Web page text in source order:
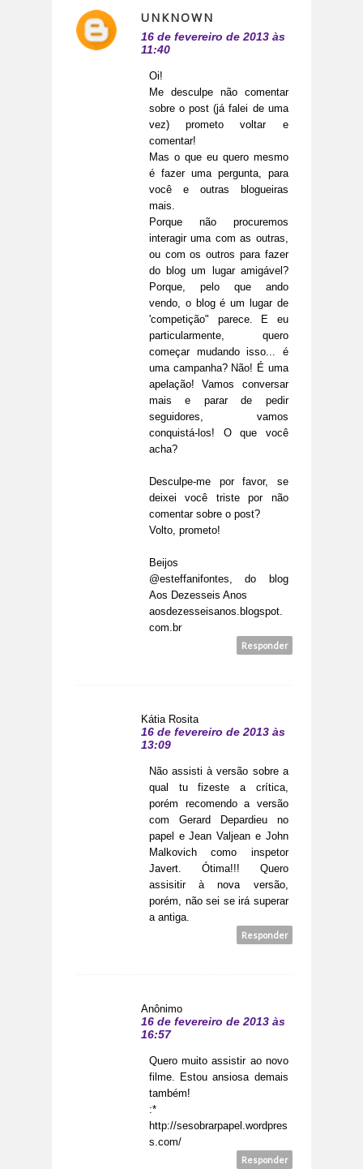
UNKNOWN
16 de fevereiro de 2013 às
11:40
Oi!
Me desculpe não comentar
sobre o post (já falei de uma
vez) prometo voltar e
comentar!
Mas o que eu quero mesmo
é fazer uma pergunta, para
você e outras blogueiras
mais.
Porque não procuremos
interagir uma com as outras,
ou com os outros para fazer
do blog um lugar amigável?
Porque, pelo que ando
vendo, o blog é um lugar de
'competição" parece. E eu
particularmente, quero
começar mudando isso... é
uma campanha? Não! É uma
apelação! Vamos conversar
mais e parar de pedir
seguidores, vamos
conquistá-los! O que você
acha?
Desculpe-me por favor, se
deixei você triste por não
comentar sobre o post?
Volto, prometo!
Beijos
@esteffanifontes, do blog
Aos Dezesseis Anos
aosdezesseisanos.blogspot.
com.br
Responder
Kátia Rosita
16 de fevereiro de 2013 às
13:09
Não assisti à versão sobre a
qual tu fizeste a crítica,
porém recomendo a versão
com Gerard Depardieu no
papel e Jean Valjean e John
Malkovich como inspetor
Javert. Ótima!!! Quero
assisitir à nova versão,
porém, não sei se irá superar
a antiga.
Responder
Anônimo
16 de fevereiro de 2013 às
16:57
Quero muito assistir ao novo
filme. Estou ansiosa demais
também!
:*
http://sesobrarpapel.wordpres
s.com/
Responder